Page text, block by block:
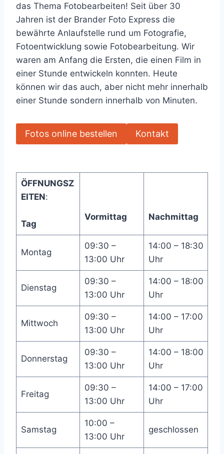
das Thema Fotobearbeiten! Seit über 30
Jahren ist der Brander Foto Express die
bewährte Anlaufstelle rund um Fotografie,
Fotoentwicklung sowie Fotobearbeitung. Wir
waren am Anfang die Ersten, die einen Film in
einer Stunde entwickeln konnten. Heute
können wir das auch, aber nicht mehr innerhalb
einer Stunde sondern innerhalb von Minuten.
Fotos online bestellen Kontakt
ÖFFNUNGSZ
EITEN:
Tag
Vormittag Nachmittag
Montag
09:30 –
13:00 Uhr
14:00 – 18:30
Uhr
Dienstag
09:30 –
13:00 Uhr
14:00 – 18:00
Uhr
Mittwoch
09:30 –
13:00 Uhr
14:00 – 17:00
Uhr
Donnerstag
09:30 –
13:00 Uhr
14:00 – 18:00
Uhr
Freitag
09:30 –
13:00 Uhr
14:00 – 17:00
Uhr
Samstag
10:00 –
13:00 Uhr
geschlossen